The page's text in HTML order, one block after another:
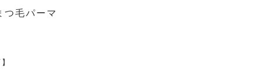
毛パーマ